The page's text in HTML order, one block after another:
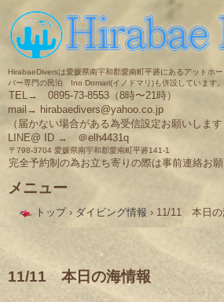
HirabaeDiversは愛媛県南宇和郡愛南町平碆にあるアットホ
バー専門の民泊 Ino Domari(イノドマリ)も併設しています。
TEL→ 0895-73-8553（8時〜21時）
mail→ hirabaedivers@yahoo.co.jp
（届かない場合がある為受信設定お願いします
LINE@ ID → ＠elh4431q
〒798-3704 愛媛県南宇和郡愛南町平碆141-1
完全予約制の為お立ち寄りの際は事前連絡お
メニュー
へ
ス
トップ › ダイビング情報 › 11/11 本日の
11/11 本日の海情報